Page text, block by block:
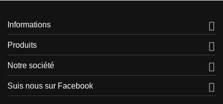
Informations 
Produits 
Notre société 
Suis nous sur Facebook 